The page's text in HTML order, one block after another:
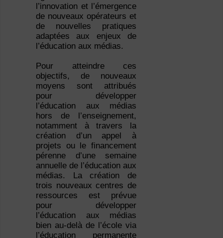
l’innovation et l’émergence
de nouveaux opérateurs et
de nouvelles pratiques
adaptées aux enjeux de
l’éducation aux médias.
Pour atteindre ces
objectifs, de nouveaux
moyens sont attribués
pour développer
l’éducation aux médias
hors de l’enseignement,
notamment à travers la
création d’un appel à
projets ou le financement
pérenne d’une semaine
annuelle de l’éducation aux
médias. La création de
trois nouveaux centres de
ressources est prévue
pour développer
l’éducation aux médias
bien au-delà de l’école via
l’éducation permanente